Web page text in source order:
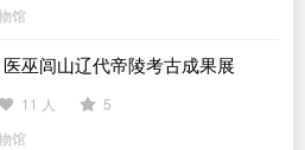
馆
巫闾山辽代帝陵考古成果展
11 人
5
馆